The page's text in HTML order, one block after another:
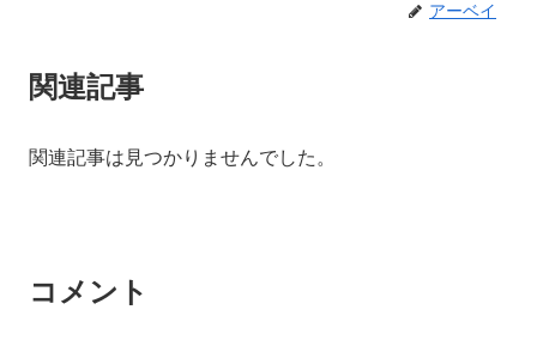
アーベイ
関連記事
関連記事は見つかりませんでした。
コメント